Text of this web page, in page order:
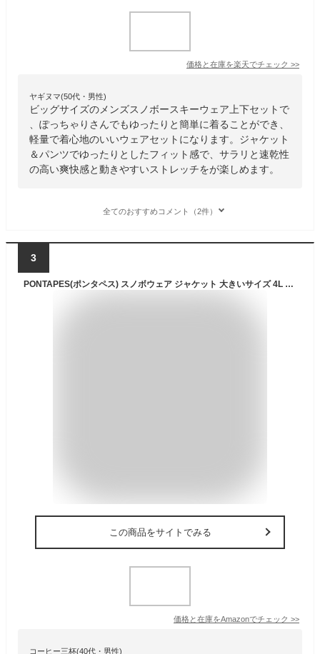
価格と在庫を楽天でチェック >>
ヤギヌマ(50代・男性)
ビッグサイズのメンズスノボースキーウェア上下セットで
、ぽっちゃりさんでもゆったりと簡単に着ることができ、
軽量で着心地のいいウェアセットになります。ジャケット
＆パンツでゆったりとしたフィット感で、サラリと速乾性
の高い爽快感と動きやすいストレッチをが楽しめます。
全てのおすすめコメント（2件）
3
PONTAPES(ポンタペス) スノボウェア ジャケット 大きいサイズ 4L 6L 全6色 メンズ 耐水圧10,000mm POJ-40KING ブラック 4Lサイズ スノーウェア スノボウェア スキーウェア ウエア 男性用 滑雪服 ビッグサイズ
この商品をサイトでみる
価格と在庫をAmazonでチェック >>
コーヒー三杯(40代・男性)